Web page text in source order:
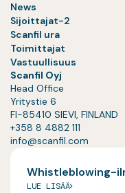
News
Sijoittajat-2
Scanfil ura
Toimittajat
Vastuullisuus
Scanfil Oyj
Head Office
Yritystie 6
FI-85410 SIEVI, FINLAND
+358 8 4882 111
info@scanfil.com
Whistleblowing-
LUE LISÄÄ